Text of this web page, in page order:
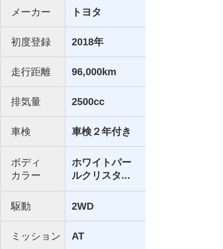
メーカー トヨタ
初度登録 2018年
走行距離 96,000km
排気量 2500cc
車検 車検２年付き
ボディ
カラー
ホワイトパー
ルクリスタ...
駆動 2WD
ミッション AT